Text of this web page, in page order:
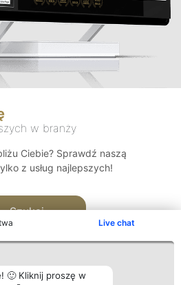
Live chat
🙂 Kliknij proszę w
w branży
Ciebie? Sprawdź naszą
z usług najlepszych!
Szukaj